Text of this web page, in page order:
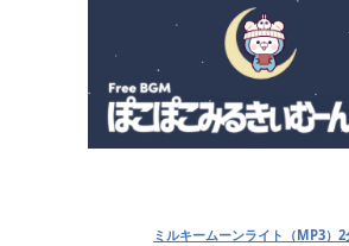
ミルキームーンライト（MP3）2